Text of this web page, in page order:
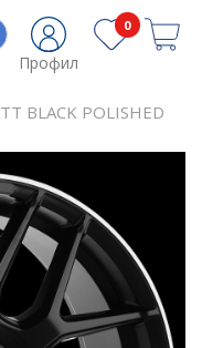
Профил
0
BLACK POLISHED